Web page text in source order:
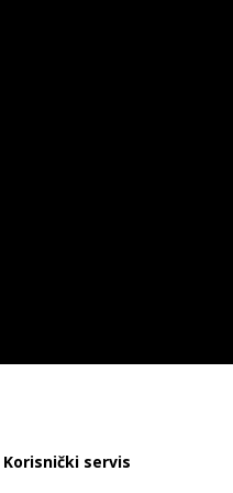
Korisnički servis